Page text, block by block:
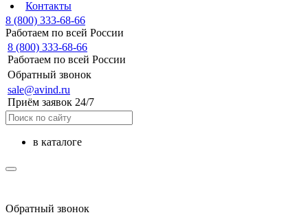
Контакты
8 (800) 333-68-66
Работаем по всей России
8 (800) 333-68-66
Работаем по всей России
Обратный звонок
sale@avind.ru
Приём заявок 24/7
в каталоге
Обратный звонок